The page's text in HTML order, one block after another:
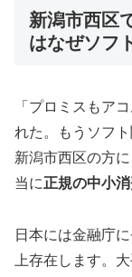
新潟市西区
はなぜソフ
「プロミスもア
れた。もうソフ
新潟市西区の方
当に正規の中小
日本には金融庁
上存在します。